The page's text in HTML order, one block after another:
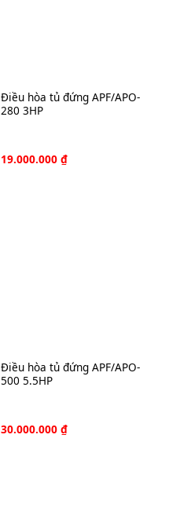
Điều hòa tủ đứng APF/APO-
280 3HP
19.000.000 ₫
Điều hòa tủ đứng APF/APO-
500 5.5HP
30.000.000 ₫